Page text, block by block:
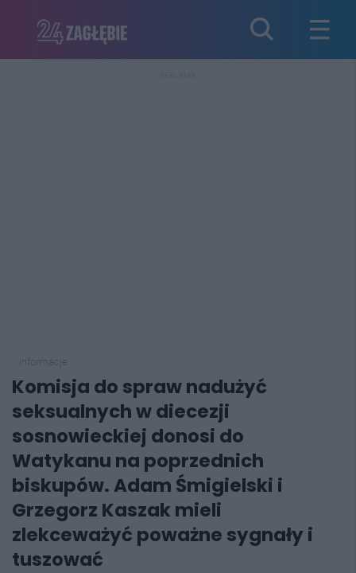
Komisja do spraw nadużyć
seksualnych w diecezji
sosnowieckiej donosi do
Watykanu na poprzednich
biskupów. Adam Śmigielski i
Grzegorz Kaszak mieli
zlekceważyć poważne sygnały i
tuszować